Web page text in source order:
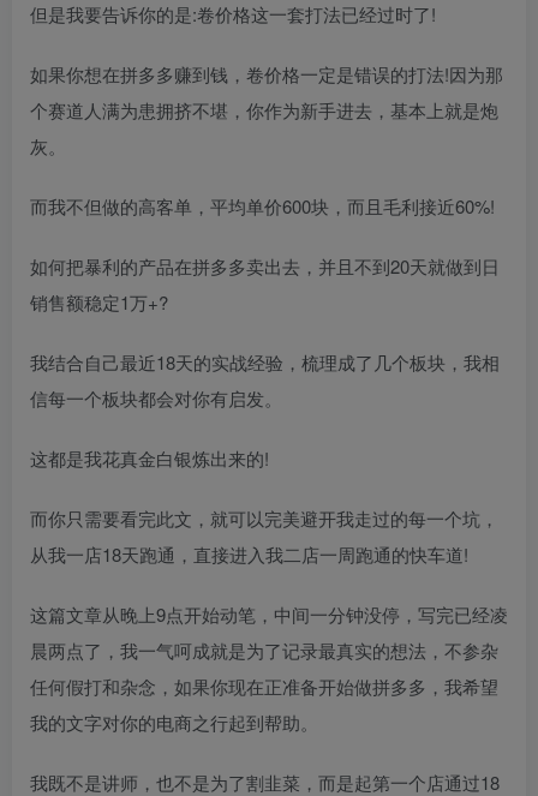
但是我要告诉你的是:卷价格这一套打法已经过时了!
如果你想在拼多多赚到钱，卷价格一定是错误的打法!因为那
个赛道人满为患拥挤不堪，你作为新手进去，基本上就是炮
灰。
而我不但做的高客单，平均单价600块，而且毛利接近60%!
如何把暴利的产品在拼多多卖出去，并且不到20天就做到日
销售额稳定1万+?
我结合自己最近18天的实战经验，梳理成了几个板块，我相
信每一个板块都会对你有启发。
这都是我花真金白银炼出来的!
而你只需要看完此文，就可以完美避开我走过的每一个坑，
从我一店18天跑通，直接进入我二店一周跑通的快车道!
这篇文章从晚上9点开始动笔，中间一分钟没停，写完已经凌
晨两点了，我一气呵成就是为了记录最真实的想法，不参杂
任何假打和杂念，如果你现在正准备开始做拼多多，我希望
我的文字对你的电商之行起到帮助。
我既不是讲师，也不是为了割韭菜，而是起第一个店通过18